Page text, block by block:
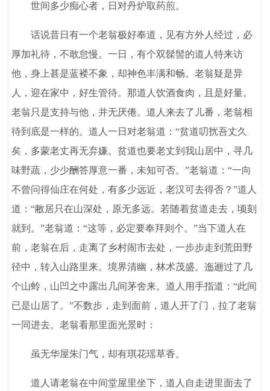
世间多少痴心者，日对丹炉取药煎。
话说昔日有一个老翁极好奉道，见有方外人经过，必
厚加礼待，不敢怠慢。一日，有个双髹髻的道人特来访
他，身上甚是蓝褛不象，却神色丰满和畅。老翁疑是异
人，迎在家中，好生管待。那道人饮酒食肉，且是好量。
老翁只是支持与他，并无厌倦。道人来去了儿番，老翁相
待到底是一样的。道人一日对老翁道：“贫道叨扰吾丈久
矣，多蒙老丈再无弃嫌。贫道也要老丈到我山居中，寻几
味野蔬，少少酬答厚意一番，未知可否。”老翁道：“一向
不曾问得仙庄在何处，有多少远近，老汉可去得否？”道人
道：“敝居只在山深处，原无多远。若随着贫道走去，顷刻
就到。”老翁道：“这等，必定要奉拜则个。”当下道人在
前，老翁在后，走离了乡村闹市去处，一步步走到荒田野
径中，转入山路里来。境界清幽，林术茂盛。迤逦过了几
个山蛉，山凹之中露出几间茅舍来。道人用手指道：“此间
已是山居了。”不数步，走到面前，道人开了门，拉了老翁
一同进去。老翁看那里面光景时：
虽无华屋朱门气，却有琪花瑶草香。
道人请老翁在中间堂屋里坐下，道人自走进里面去了